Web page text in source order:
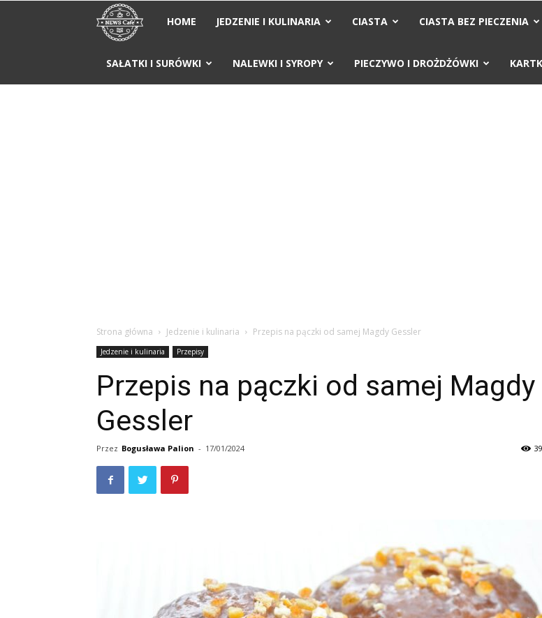
News
Cafe
HOME JEDZENIE I KULINARIA CIASTA CIASTA BEZ PIECZENIA
SAŁATKI I SURÓWKI NALEWKI I SYROPY PIECZYWO I DROŻDŻÓWKI
Strona główna Jedzenie i kulinaria Przepis na pączki od samej Magdy Gessler
Jedzenie i kulinaria Przepisy
Przepis na pączki od samej Magdy
Gessler
Przez Bogusława Palion - 17/01/2024